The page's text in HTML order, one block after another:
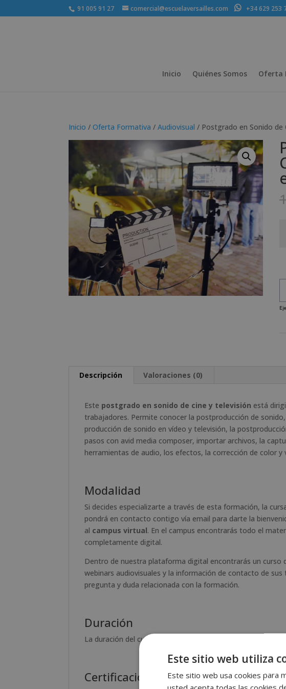
91 005 91 27 comercial@escuelaversailles.com +34 629 253
Inicio Quiénes Somos Oferta
Inicio /Oferta Formativa /Audiovisual / Postgrado en Sonido de
-
i
v
e
Descripción Valoraciones (0)
Este postgrado en sonido de cine y televisión está
trabajadores. Permite conocer la postproducción de
producción de sonido en vídeo y televisión, la
pasos con avid media composer, importar archivos, la
herramientas de audio, los efectos, la corrección de color y
Modalidad
Si decides especializarte a través de esta formación, la
pondrá en contacto contigo vía email para darte la
al campus virtual. En el campus encontrarás todo el
completamente digital.
Dentro de nuestra plataforma digital encontrarás un curso
webinars audiovisuales y la información de contacto de
pregunta y duda relacionada con la formación.
Duración
La duración del curso es de 300 horas.
Certificación obtenida
Este sitio web utiliza
Este sitio web usa cookies para
usted acepta todas las cookies